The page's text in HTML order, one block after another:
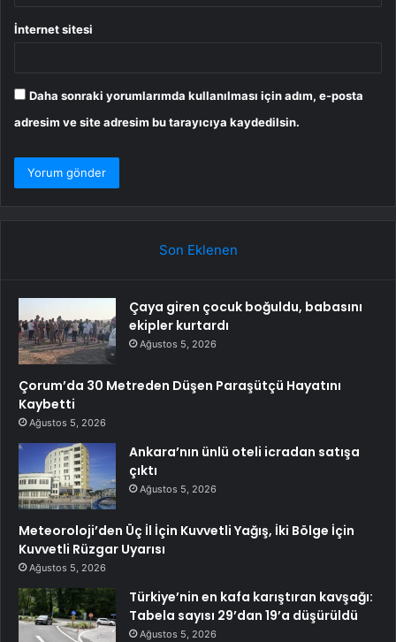
İnternet sitesi
Daha sonraki yorumlarımda kullanılması için adım, e-posta
adresim ve site adresim bu tarayıcıya kaydedilsin.
Son Eklenen
Çaya giren çocuk boğuldu, babasını
ekipler kurtardı
Ağustos 5, 2026
Çorum’da 30 Metreden Düşen Paraşütçü Hayatını
Kaybetti
Ağustos 5, 2026
Ankara’nın ünlü oteli icradan satışa
çıktı
Ağustos 5, 2026
Meteoroloji’den Üç İl İçin Kuvvetli Yağış, İki Bölge İçin
Kuvvetli Rüzgar Uyarısı
Ağustos 5, 2026
Türkiye’nin en kafa karıştıran kavşağı:
Tabela sayısı 29’dan 19’a düşürüldü
Ağustos 5, 2026